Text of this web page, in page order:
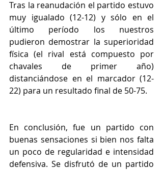
Tras la reanudación el partido estuvo
muy igualado (12-12) y sólo en el
último período los nuestros
pudieron demostrar la superioridad
física (el rival está compuesto por
chavales de primer año)
distanciándose en el marcador (12-
22) para un resultado final de 50-75.
En conclusión, fue un partido con
buenas sensaciones si bien nos falta
un poco de regularidad e intensidad
defensiva. Se disfrutó de un partido